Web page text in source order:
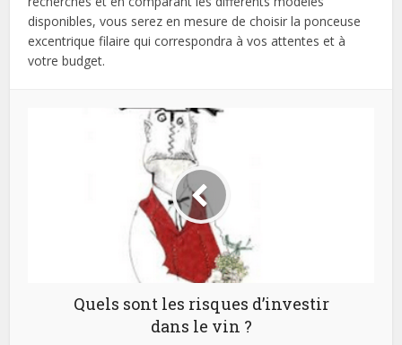
disponibles, vous serez en mesure de choisir la ponceuse
excentrique filaire qui correspondra à vos attentes et à
votre budget.
Quels sont les risques d’investir
dans le vin ?